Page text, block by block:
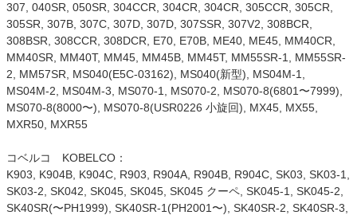
307, 040SR, 050SR, 304CCR, 304CR, 304CR, 305CCR, 305CR,
305SR, 307B, 307C, 307D, 307D, 307SSR, 307V2, 308BCR,
308BSR, 308CCR, 308DCR, E70, E70B, ME40, ME45, MM40CR,
MM40SR, MM40T, MM45, MM45B, MM45T, MM55SR-1, MM55SR-
2, MM57SR, MS040(E5C-03162), MS040(新型), MS04M-1,
MS04M-2, MS04M-3, MS070-1, MS070-2, MS070-8(6801〜7999),
MS070-8(8000〜), MS070-8(USR0226 小旋回), MX45, MX55,
MXR50, MXR55
コベルコ KOBELCO：
K903, K904B, K904C, R903, R904A, R904B, R904C, SK03, SK03-1,
SK03-2, SK042, SK045, SK045, SK045 クーペ, SK045-1, SK045-2,
SK40SR(〜PH1999), SK40SR-1(PH2001〜), SK40SR-2, SK40SR-3,